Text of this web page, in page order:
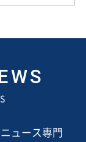
ュース専門